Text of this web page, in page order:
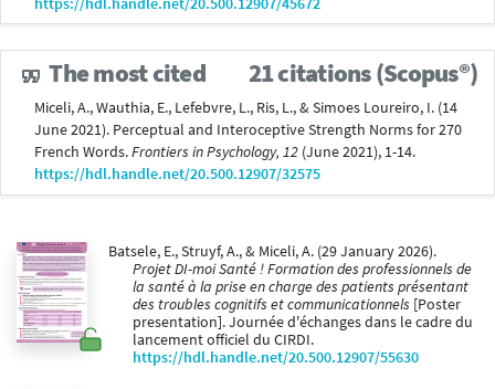
The most cited 21 citations (Scopus®)
Miceli, A., Wauthia, E., Lefebvre, L., Ris, L., & Simoes Loureiro, I. (14
June 2021). Perceptual and Interoceptive Strength Norms for 270
French Words.Frontiers in Psychology, 12 (June 2021), 1-14.
https://hdl.handle.net/20.500.12907/32575
Batsele, E., Struyf, A., & Miceli, A. (29 January 2026).
Projet DI-moi Santé ! Formation des professionnels de
la santé à la prise en charge des patients présentant
des troubles cognitifs et communicationnels [Poster
presentation]. Journée d'échanges dans le cadre du
lancement officiel du CIRDI.
https://hdl.handle.net/20.500.12907/55630